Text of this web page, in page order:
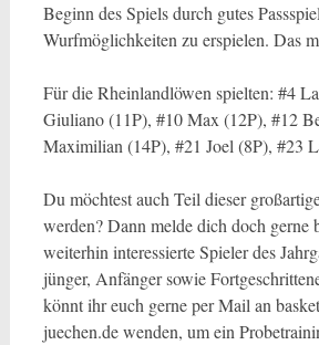
Beginn des Spiels durch gutes
Wurfmöglichkeiten zu erspielen. Das
Für die Rheinlandlöwen spielten: #4
Giuliano (11P), #10 Max (12P), #12
Maximilian (14P), #21 Joel (8P), #23
Du möchtest auch Teil dieser
werden? Dann melde dich doch gerne
weiterhin interessierte Spieler des
jünger, Anfänger sowie
könnt ihr euch gerne per Mail an
juechen.de wenden, um ein